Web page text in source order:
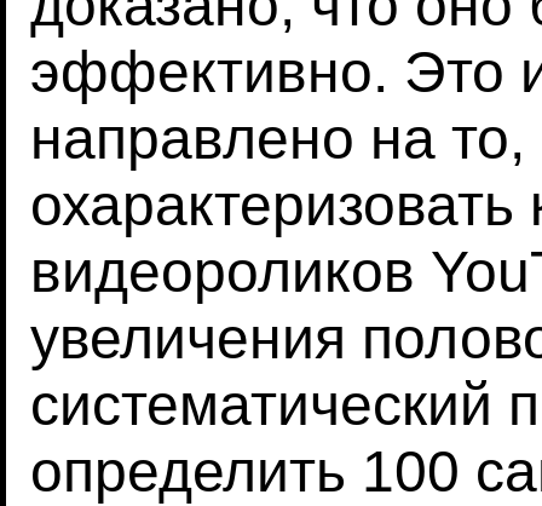
эффективно. Это
направлено на
видеороликов
увеличения
систематический
определить 100